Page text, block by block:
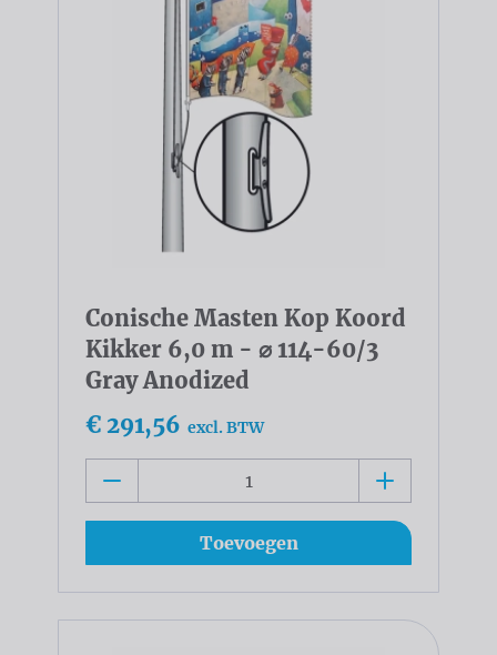
Conische Masten Kop Koord
Kikker 6,0 m - ⌀ 114-60/3
Gray Anodized
€ 291,56 excl. BTW
Toevoegen